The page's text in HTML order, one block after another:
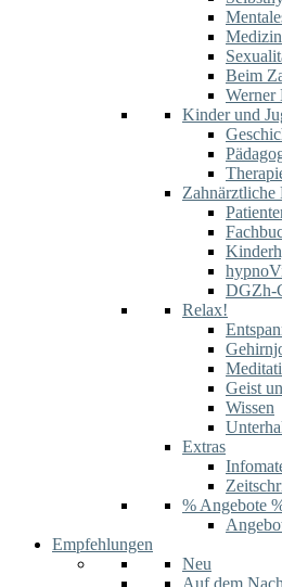
Beim
Werner
Kinder und
Zahnärztliche
DGZh-
Relax!
Geist
Wissen
Extras
% Angebote
Empfehlungen
Neu
Auf dem